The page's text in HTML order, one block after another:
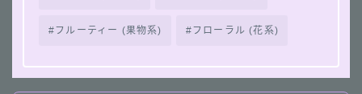
フルーティー (果物系) フローラル (花系)